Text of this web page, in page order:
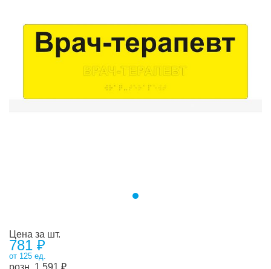
Цена за шт.
781 ₽
от 125 ед.
розн. 1 591 ₽